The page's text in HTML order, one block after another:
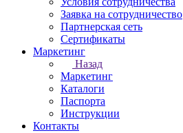
Заявка на сотрудничество
Партнерская сеть
Сертификаты
Маркетинг
Назад
Маркетинг
Каталоги
Паспорта
Инструкции
Контакты